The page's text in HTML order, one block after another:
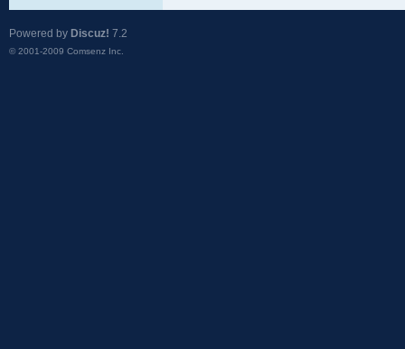
Powered by Discuz! 7.2
© 2001-2009 Comsenz Inc.